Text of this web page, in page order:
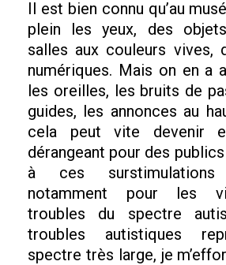
Il est bien connu qu’au
plein les yeux, des
salles aux couleurs vives,
numériques. Mais on en a
les oreilles, les bruits de
guides, les annonces au
cela peut vite devenir
dérangeant pour des
à ces surstimulations
notamment pour les
troubles du spectre
troubles autistiques
spectre très large, je